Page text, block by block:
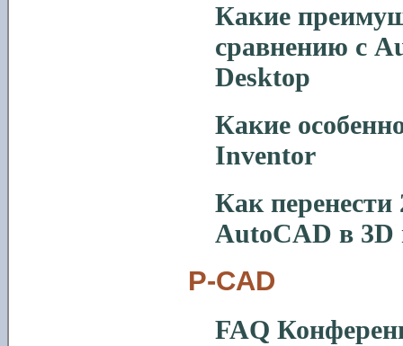
Какие
сравнению с
Desktop
Какие
Inventor
Как
AutoCAD в 3D
P-CAD
FAQ